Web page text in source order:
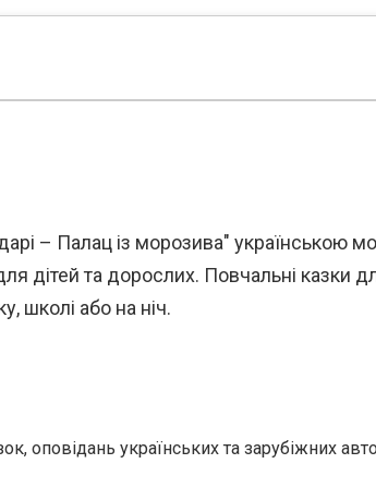
– Палац із морозива" українською
дітей та дорослих. Повчальні казки
школі або на ніч.
оповідань українських та зарубіжних